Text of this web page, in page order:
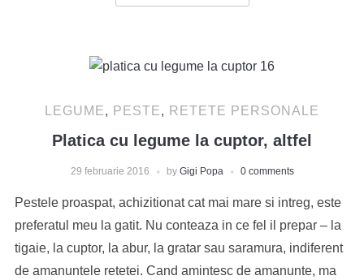
LEGUME, PESTE, RETETE PERSONALE
Platica cu legume la cuptor, altfel
29 februarie 2016 by Gigi Popa 0 comments
Pestele proaspat, achizitionat cat mai mare si intreg, este
preferatul meu la gatit. Nu conteaza in ce fel il prepar – la
tigaie, la cuptor, la abur, la gratar sau saramura, indiferent
de amanuntele retetei. Cand amintesc de amanunte, ma